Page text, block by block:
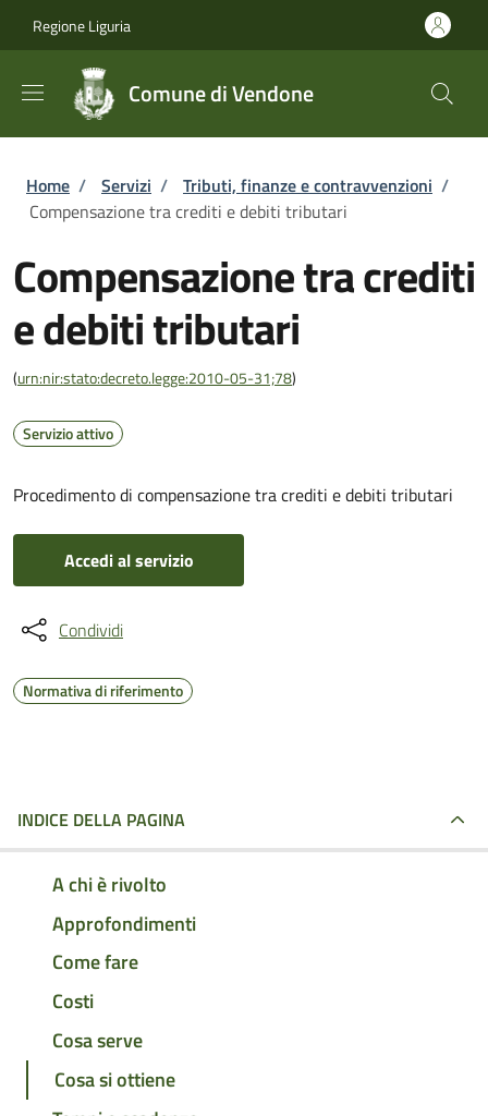
Regione Liguria
Comune di Vendone
Briciole di pane
Home / Servizi / Tributi, finanze e contravvenzioni /
Compensazione tra crediti e debiti tributari
Compensazione tra crediti
e debiti tributari
(urn:nir:stato:decreto.legge:2010-05-31;78)
Servizio attivo
Procedimento di compensazione tra crediti e debiti tributari
Accedi al servizio
Condividi
Normativa di riferimento
INDICE DELLA PAGINA
A chi è rivolto
Approfondimenti
Come fare
Costi
Cosa serve
Cosa si ottiene